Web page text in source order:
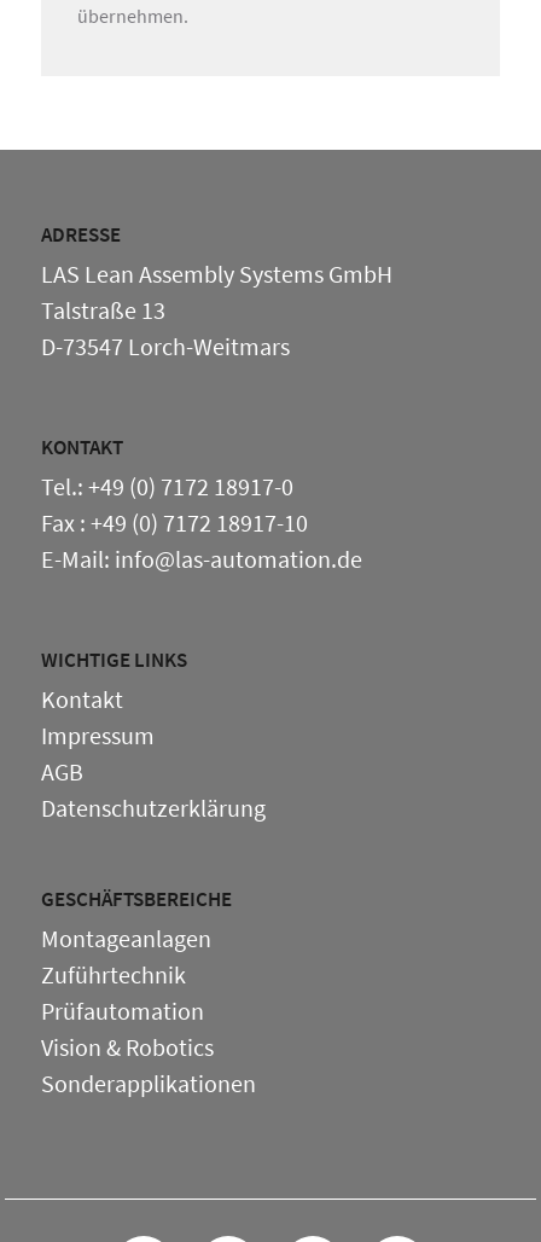
übernehmen.
ADRESSE
LAS Lean Assembly Systems GmbH
Talstraße 13
D-73547 Lorch-Weitmars
KONTAKT
Tel.: +49 (0) 7172 18917-0
Fax : +49 (0) 7172 18917-10
E-Mail: info@las-automation.de
WICHTIGE LINKS
Kontakt
Impressum
AGB
Datenschutzerklärung
GESCHÄFTSBEREICHE
Montageanlagen
Zuführtechnik
Prüfautomation
Vision & Robotics
Sonderapplikationen